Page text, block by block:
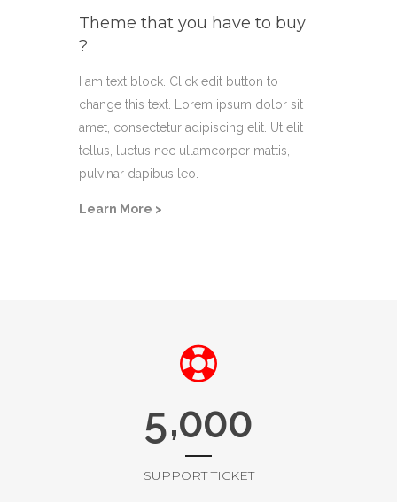
Theme that you have to buy
?
I am text block. Click edit button to
change this text. Lorem ipsum dolor sit
amet, consectetur adipiscing elit. Ut elit
tellus, luctus nec ullamcorper mattis,
pulvinar dapibus leo.
Learn More >
5,000
SUPPORT TICKET